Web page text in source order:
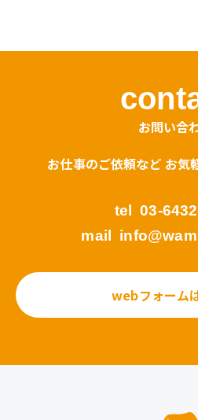
お問い合
お仕事のご依頼など お気
tel
03-
mail
webフォーム